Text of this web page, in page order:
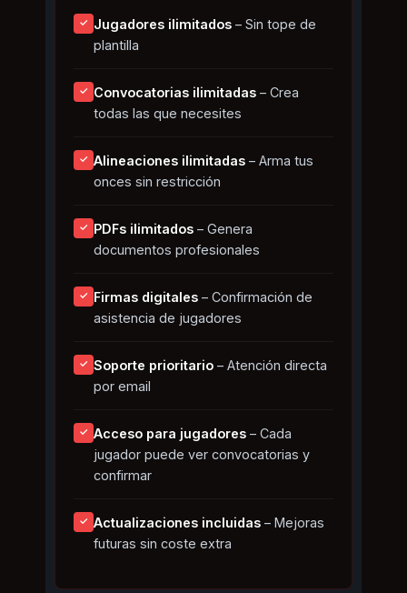
✓ Jugadores ilimitados – Sin tope de
plantilla
✓ Convocatorias ilimitadas – Crea
todas las que necesites
✓ Alineaciones ilimitadas – Arma tus
onces sin restricción
✓ PDFs ilimitados – Genera
documentos profesionales
✓ Firmas digitales – Confirmación de
asistencia de jugadores
✓ Soporte prioritario – Atención directa
por email
✓ Acceso para jugadores – Cada
jugador puede ver convocatorias y
confirmar
✓ Actualizaciones incluidas – Mejoras
futuras sin coste extra